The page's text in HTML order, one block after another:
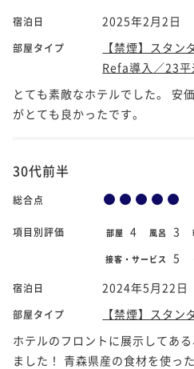
宿泊日 2025年2月2日
部屋タイプ
【禁煙】スタ
Refa導入／23平
とても素敵なホテルでした。 安
がとても良かったです。
30代前半
総合点
項目別評価 部屋 4 風呂 3
接客・サービス 5
宿泊日 2024年5月22日
部屋タイプ
【禁煙】スタ
ホテルのフロントに展示してあ
ました！ 青森県産の食材を使っ